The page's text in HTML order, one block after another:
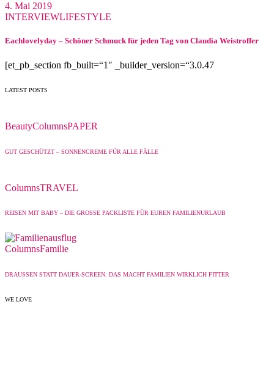
4. Mai 2019
INTERVIEWLIFESTYLE
Eachlovelyday – Schöner Schmuck für jeden Tag von Claudia Weistroffer
[et_pb_section fb_built=“1″ _builder_version=“3.0.47
LATEST POSTS
BeautyColumnsPAPER
GUT GESCHÜTZT – SONNENCREME FÜR ALLE FÄLLE
ColumnsTRAVEL
REISEN MIT BABY – DIE GROSSE PACKLISTE FÜR EUREN FAMILIENURLAUB
ColumnsFamilie
DRAUSSEN STATT DAUER-SCREEN: DAS MACHT FAMILIEN WIRKLICH FITTER
WE LOVE